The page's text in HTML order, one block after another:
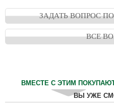
ЗАДАТЬ ВОПРОС
ВСЕ
ВМЕСТЕ С ЭТИМ
ВЫ УЖЕ